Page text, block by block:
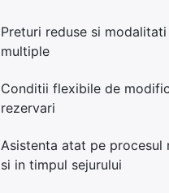
Preturi reduse si
multiple
Conditii flexibile de
rezervari
Asistenta atat pe procesul
si in timpul sejurului